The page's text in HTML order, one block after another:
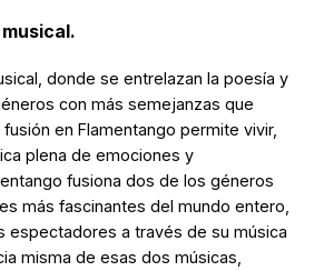
donde se entrelazan la poesía y
con más semejanzas que
en Flamentango permite vivir,
plena de emociones y
fusiona dos de los géneros
más fascinantes del mundo entero,
espectadores a través de su música
misma de esas dos músicas,